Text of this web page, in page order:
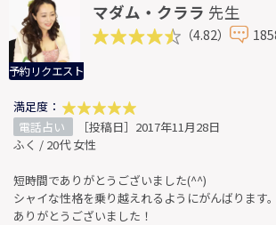
予約リクエスト
マダム・クララ 先生
（4.82）
満足度：
電話占い
［投稿日］2017年11月28日
ふく / 20代 女性
短時間でありがとうございました(^^)
シャイな性格を乗り越えれるようにがんばります。
ありがとうございました！